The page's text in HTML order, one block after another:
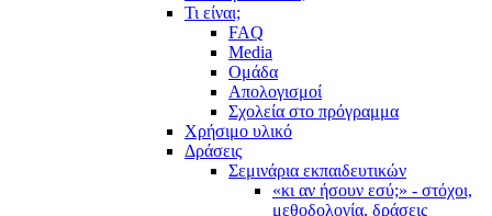
Τι είναι;
FAQ
Media
Ομάδα
Απολογισμοί
Σχολεία στο πρόγραμμα
Χρήσιμο υλικό
Δράσεις
Σεμινάρια εκπαιδευτικών
«κι αν ήσουν εσύ;» - στόχοι,
μεθοδολογία, δράσεις